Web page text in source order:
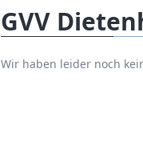
GVV
Wir haben leider noch